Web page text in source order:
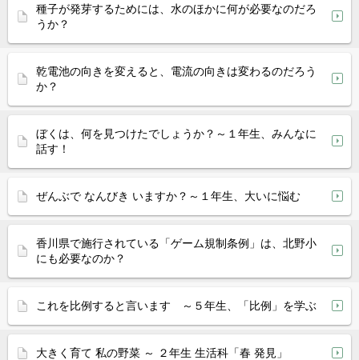
種子が発芽するためには、水のほかに何が必要なのだろ
うか？
乾電池の向きを変えると、電流の向きは変わるのだろう
か？
ぼくは、何を見つけたでしょうか？～１年生、みんなに
話す！
ぜんぶで なんびき いますか？～１年生、大いに悩む
香川県で施行されている「ゲーム規制条例」は、北野小
にも必要なのか？
これを比例すると言います ～５年生、「比例」を学ぶ
大きく育て 私の野菜 ～ ２年生 生活科「春 発見」